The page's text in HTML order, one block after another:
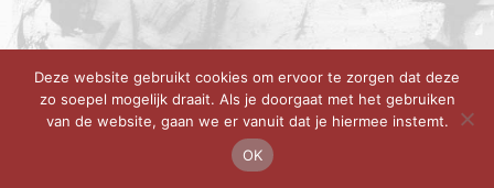
Deze website gebruikt cookies om ervoor te zorgen dat deze
zo soepel mogelijk draait. Als je doorgaat met het gebruiken
van de website, gaan we er vanuit dat je hiermee instemt.
OK